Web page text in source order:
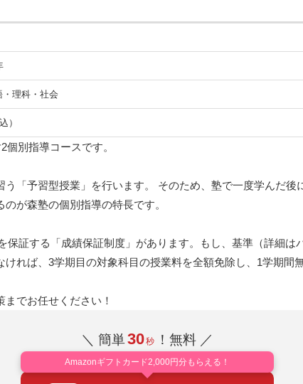
理科・社会
）
別指導コースです。
「予習型授業」を行います。 そのため、塾で一度学んだ後
が森塾の個別指導の特長です。
保証する「成績保証制度」があります。もし、基準（詳細は
れば、3学期目の対象科目の授業料を全額免除し、1学期間
でお任せください！
＼ 簡単30秒 ！無料 ／
Amazonギフトカード2,000円分もらえる！